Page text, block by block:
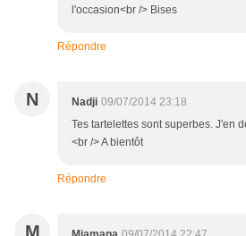
l'occasion<br /> Bises
Répondre
N Nadji 09/07/2014 23:18
Tes tartelettes sont superbes. J'en
<br /> A bientôt
Répondre
M